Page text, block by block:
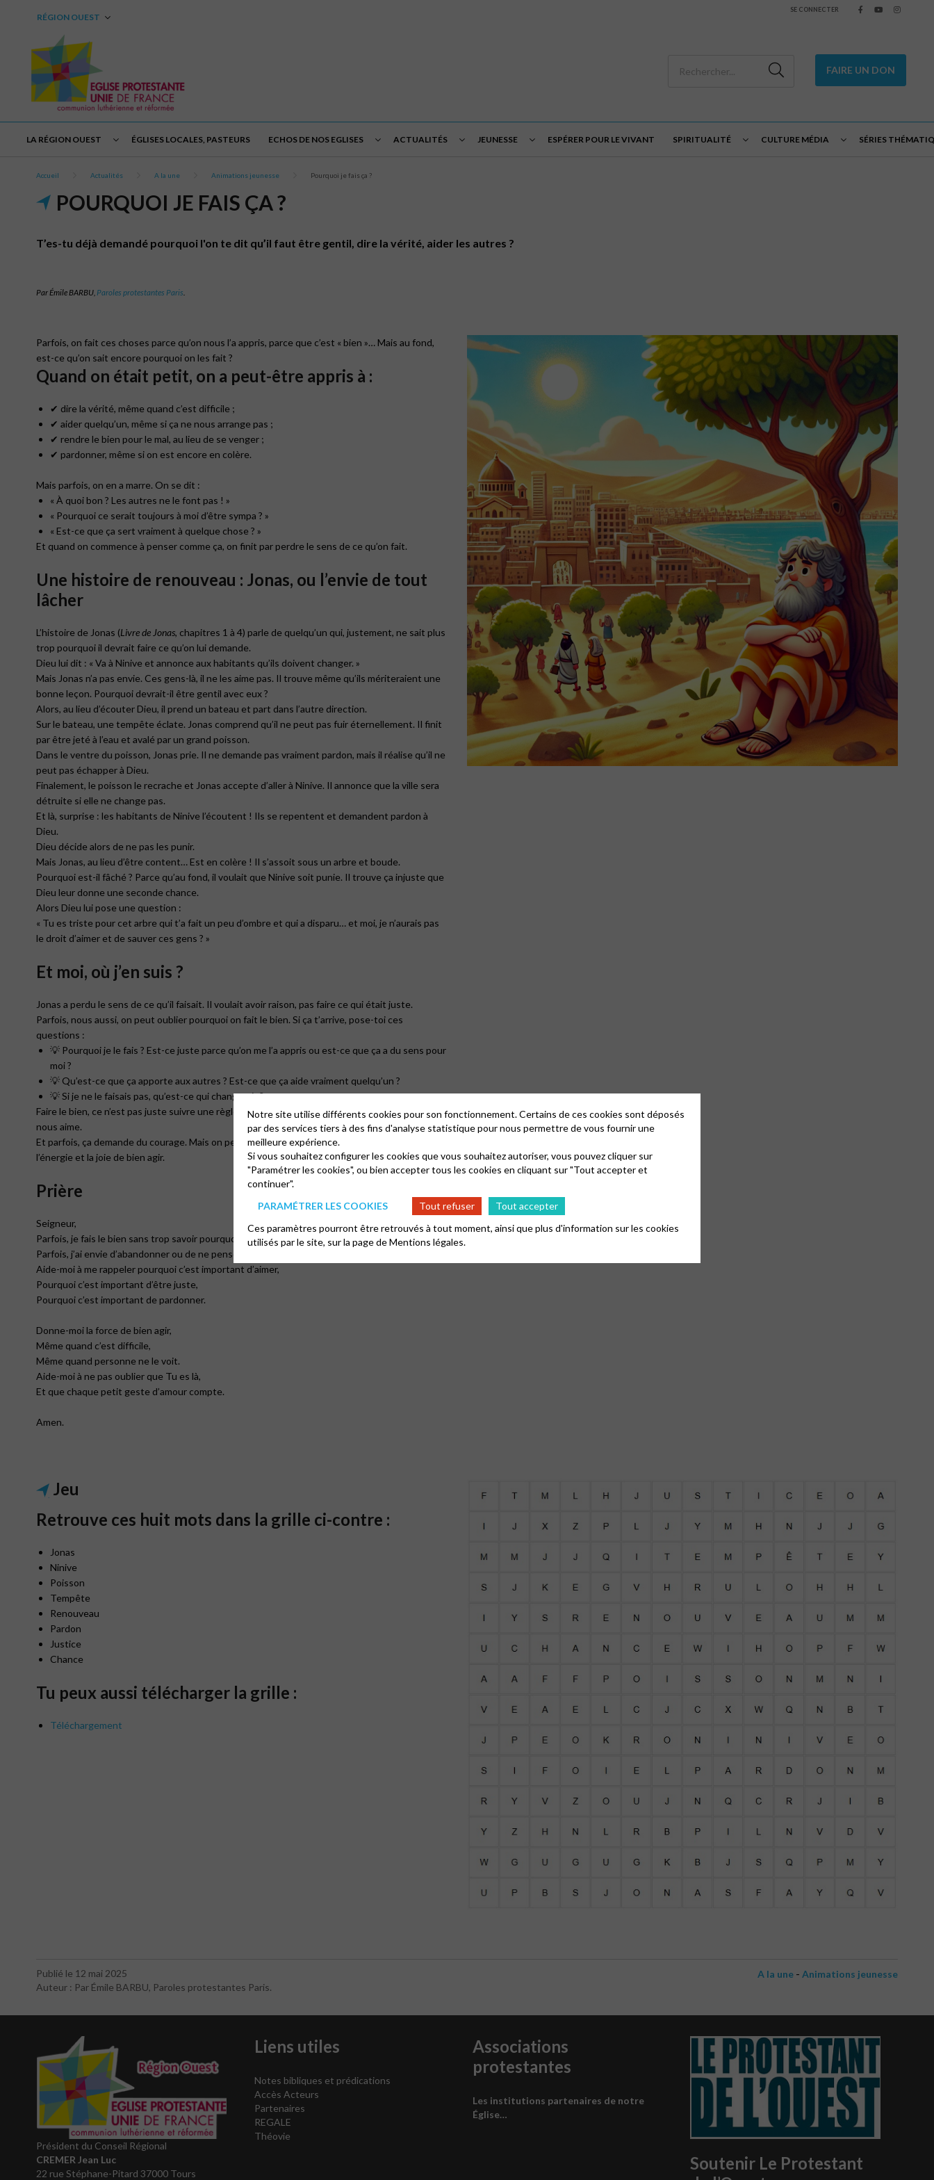
RÉGION OUEST
SE CONNECTER
FAIRE UN DON
LA RÉGION OUEST ÉGLISES LOCALES, PASTEURS ECHOS DE NOS EGLISES ACTUALITÉS JEUNESSE ESPÉRER POUR LE VIVANT SPIRITUALITÉ CULTURE MÉDIA SÉRIES
Accueil Actualités A la une Animations jeunesse Pourquoi je fais ça ?
POURQUOI JE FAIS ÇA ?
T’es-tu déjà demandé pourquoi l'on te dit qu’il faut être gentil, dire la vérité, aider les autres ?
Par Émile BARBU, Paroles protestantes Paris
Parfois, on fait ces choses parce qu’on nous l’a appris, parce que c’est « bien »… Mais au fond,
est-ce qu’on sait encore pourquoi on les fait ?
Quand on était petit, on a peut-être appris à :
✔ dire la vérité, même quand c’est difficile ;
✔ aider quelqu’un, même si ça ne nous arrange pas ;
✔ rendre le bien pour le mal, au lieu de se venger ;
✔ pardonner, même si on est encore en colère.
Mais parfois, on en a marre. On se dit :
« À quoi bon ? Les autres ne le font pas ! »
« Pourquoi ce serait toujours à moi d’être sympa ? »
« Est-ce que ça sert vraiment à quelque chose ? »
Et quand on commence à penser comme ça, on finit par perdre le sens de ce qu’on fait.
Une histoire de renouveau : Jonas, ou l’envie de tout
lâcher
L’histoire de Jonas (Livre de Jonas, chapitres 1 à 4) parle de quelqu’un qui, justement, ne sait plus
trop pourquoi il devrait faire ce qu’on lui demande.
Dieu lui dit : « Va à Ninive et annonce aux habitants qu’ils doivent changer. »
Mais Jonas n’a pas envie. Ces gens-là, il ne les aime pas. Il trouve même qu’ils mériteraient une
bonne leçon. Pourquoi devrait-il être gentil avec eux ?
Alors, au lieu d’écouter Dieu, il prend un bateau et part dans l’autre direction.
Sur le bateau, une tempête éclate. Jonas comprend qu’il ne peut pas fuir éternellement. Il finit
par être jeté à l’eau et avalé par un grand poisson.
Dans le ventre du poisson, Jonas prie. Il ne demande pas vraiment pardon, mais il réalise qu’il ne
peut pas échapper à Dieu.
Finalement, le poisson le recrache et Jonas accepte d’aller à Ninive. Il annonce que la ville sera
détruite si elle ne change pas.
Et là, surprise : les habitants de Ninive l’écoutent ! Ils se repentent et demandent pardon à
Dieu.
Dieu décide alors de ne pas les punir.
Mais Jonas, au lieu d’être content… Est en colère ! Il s’assoit sous un arbre et boude.
Pourquoi est-il fâché ? Parce qu’au fond, il voulait que Ninive soit punie. Il trouve ça injuste que
Dieu leur donne une seconde chance.
Alors Dieu lui pose une question :
« Tu es triste pour cet arbre qui t’a fait un peu d’ombre et qui a disparu… et moi, je n’aurais pas
le droit d’aimer et de sauver ces gens ? »
Et moi, où j’en suis ?
Jonas a perdu le sens de ce qu’il faisait. Il voulait avoir raison, pas faire ce qui était juste.
Parfois, nous aussi, on peut oublier pourquoi on fait le bien. Si ça t’arrive, pose-toi ces
questions :
💡 Pourquoi je le fais ? Est-ce juste parce qu’on me l’a appris ou est-ce que ça a du sens pour
moi ?
💡 Qu’est-ce que ça apporte aux autres ? Est-ce que ça aide vraiment quelqu’un ?
💡 Si je ne le faisais pas, qu’est-ce qui changerait ?
Faire le bien, ce n’est pas juste suivre une règle, c’est une façon d’aimer les autres, comme Dieu
nous aime.
Et parfois, ça demande du courage. Mais on peut demander à Dieu de nous aider à retrouver
l’énergie et la joie de bien agir.
Prière
Seigneur,
Parfois, je fais le bien sans trop savoir pourquoi.
Parfois, j’ai envie d’abandonner ou de ne penser qu’à moi.
Aide-moi à me rappeler pourquoi c’est important d’aimer,
Pourquoi c’est important d’être juste,
Pourquoi c’est important de pardonner.
Donne-moi la force de bien agir,
Même quand c’est difficile,
Même quand personne ne le voit.
Aide-moi à ne pas oublier que Tu es là,
Et que chaque petit geste d’amour compte.
Amen.
Jeu
Retrouve ces huit mots dans la grille ci-contre :
Jonas
Ninive
Poisson
Tempête
Renouveau
Pardon
Justice
Chance
Tu peux aussi télécharger la grille :
Téléchargement
Publié le 12 mai 2025
Auteur : Par Émile BARBU, Paroles protestantes Paris.
A la une - Animations jeunesse
Président du Conseil Régional
CREMER Jean Luc
22 rue Stéphane-Pitard 37000 Tours
Liens utiles
Notes bibliques et prédications
Accès Acteurs
Partenaires
REGALE
Théovie
Associations
protestantes
Les institutions partenaires de notre
Église…
Soutenir Le Protestant
Notre site utilise différents cookies pour son fonctionnement. Certains de ces cookies sont déposés
par des services tiers à des fins d'analyse statistique pour nous permettre de vous fournir une
meilleure expérience.
Si vous souhaitez configurer les cookies que vous souhaitez autoriser, vous pouvez cliquer sur
"Paramétrer les cookies", ou bien accepter tous les cookies en cliquant sur "Tout accepter et
continuer".
PARAMÉTRER LES COOKIES
Tout refuser
Tout accepter
Ces paramètres pourront être retrouvés à tout moment, ainsi que plus d'information sur les cookies
utilisés par le site, sur la page deMentions légales.